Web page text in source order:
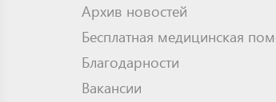
Архив новостей
Бесплатная медицинская
Благодарности
Вакансии